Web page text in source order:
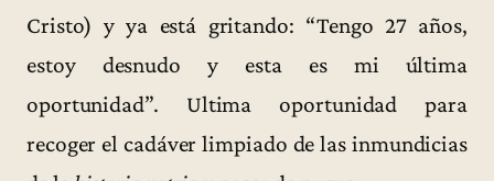
Cristo) y ya está gritando: “Tengo 27 años,
estoy desnudo y esta es mi última
oportunidad”. Ultima oportunidad para
recoger el cadáver limpiado de las inmundicias